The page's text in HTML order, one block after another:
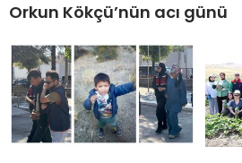
Orkun Kökçü’nün acı günü